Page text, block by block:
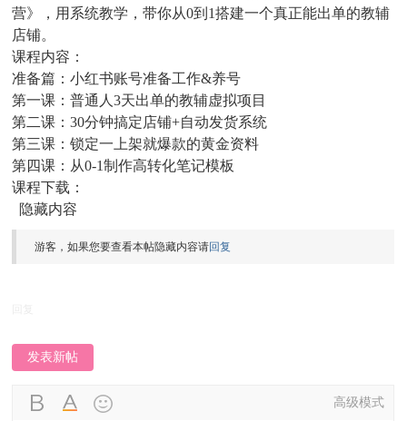
营》，用系统教学，带你从0到1搭建一个真正能出单的教辅
店铺。
课程内容：
准备篇：小红书账号准备工作&养号
第一课：普通人3天出单的教辅虚拟项目
第二课：30分钟搞定店铺+自动发货系统
第三课：锁定一上架就爆款的黄金资料
第四课：从0-1制作高转化笔记模板
课程下载：
隐藏内容
游客，如果您要查看本帖隐藏内容请回复
发表新帖
高级模式